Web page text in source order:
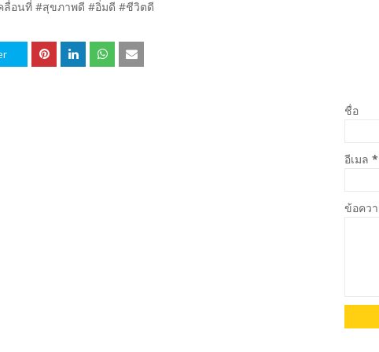
ลื่อนที่ #สุขภาพดี #อิ่มดี #ชีวิตดี
ชื่อ
อีเมล *
ข้อคว